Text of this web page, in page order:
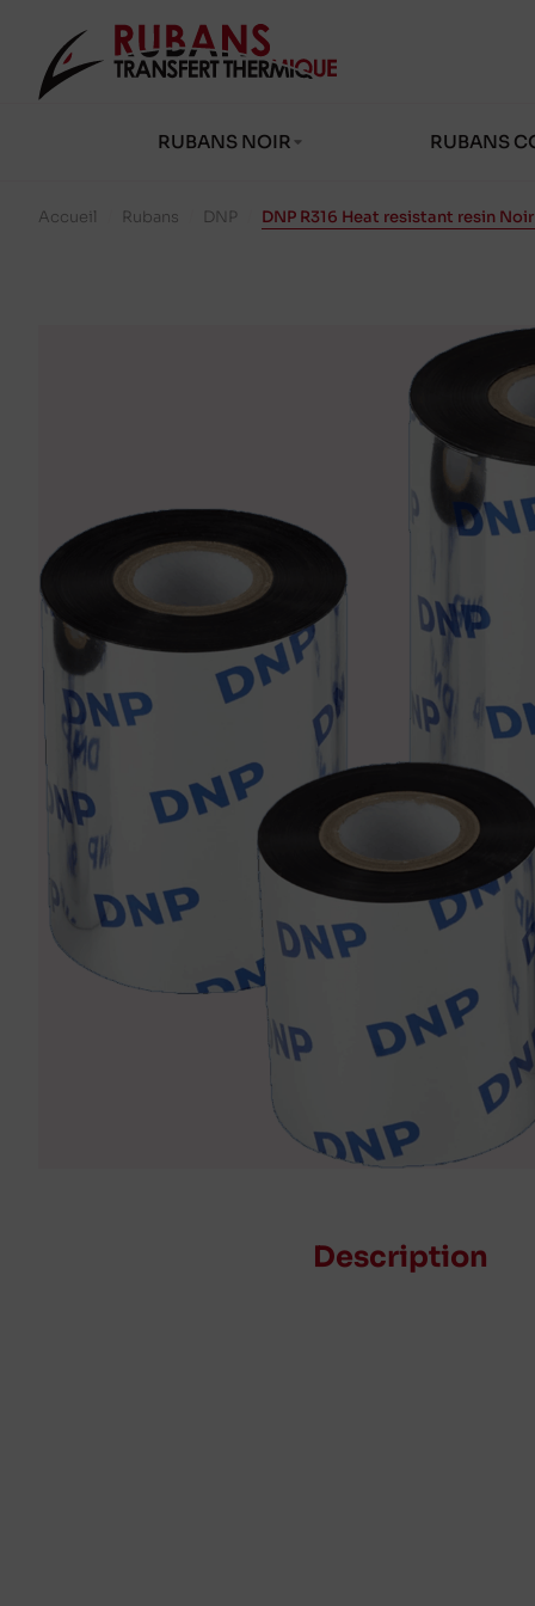
RUBANS NOIR RUBANS
Accueil Rubans DNP DNP R316 Heat resistant resin
Description